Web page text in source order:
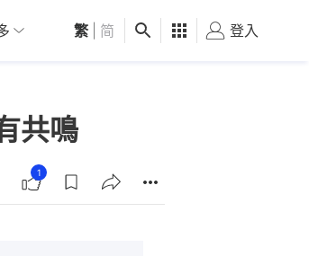
01深圳 觀點 健康 好食玩飛
繁 简 登入
共鳴
1